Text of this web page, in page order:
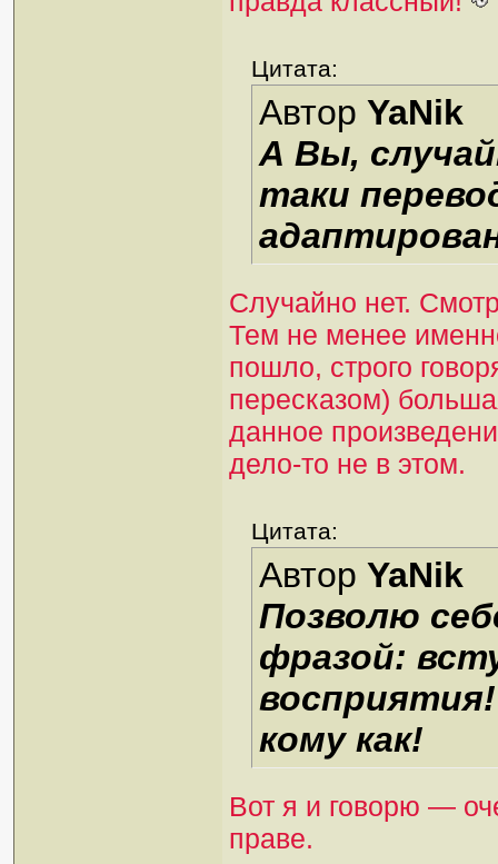
Цитата:
Автор YaNik
А Вы,
таки
Случайно нет.
Тем не менее
пошло, строго
пересказом)
данное
дело-то не в этом.
Цитата:
Автор YaNik
Позволю
фразой:
кому как!
Вот я и говорю —
праве.